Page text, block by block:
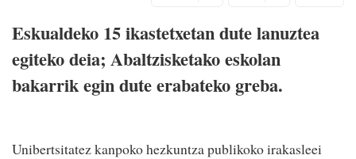
Eskualdeko 15 ikastetxetan dute lanuztea
egiteko deia; Abaltzisketako eskolan
bakarrik egin dute erabateko greba.
Unibertsitatez kanpoko hezkuntza publikoko irakasleei